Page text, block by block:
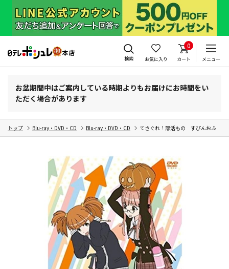
検索 お気に入り
0
カート メニュー
お盆期間中はご案内している時期よりもお届けにお時間をい
ただく場合があります
トップ Blu-ray・DVD・CD Blu-ray・DVD・CD てさぐれ！部活もの すぴんおふ